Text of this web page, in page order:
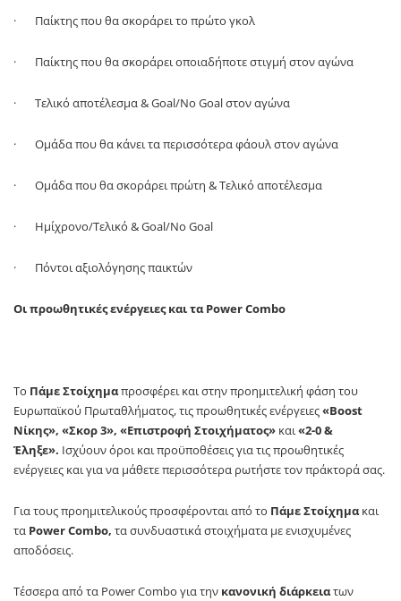
· Παίκτης που θα σκοράρει το πρώτο γκολ
· Παίκτης που θα σκοράρει οποιαδήποτε στιγμή στον αγώνα
· Τελικό αποτέλεσμα &Goal/No Goalστον αγώνα
· Ομάδα που θα κάνει τα περισσότερα φάουλ στον αγώνα
· Ομάδα που θα σκοράρει πρώτη & Τελικό αποτέλεσμα
· Ημίχρονο/Τελικό &Goal/No Goal
· Πόντοι αξιολόγησης παικτών
Οι προωθητικές ενέργειες και τα PowerCombo
Το Πάμε Στοίχημαπροσφέρει και στην προημιτελική φάση του
Ευρωπαϊκού Πρωταθλήματος, τις προωθητικές ενέργειες«Boost
Νίκης», «Σκορ 3», «Επιστροφή Στοιχήματος» και«2-0 &
Έληξε». Ισχύουν όροι και προϋποθέσεις για τις προωθητικές
ενέργειες και για να μάθετε περισσότερα ρωτήστε τον πράκτορά σας.
Για τους προημιτελικούς προσφέρονται από το Πάμε Στοίχημα και
τα PowerCombo, τα συνδυαστικά στοιχήματα με ενισχυμένες
αποδόσεις.
Τέσσερα από τα PowerCombo για την κανονική διάρκειατων